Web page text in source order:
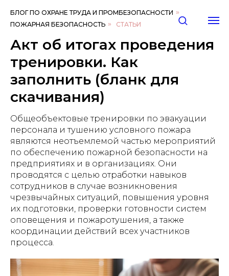
БЛОГ ПО ОХРАНЕ ТРУДА И ПРОМБЕЗОПАСНОСТИ »
ПОЖАРНАЯ БЕЗОПАСНОСТЬ » СТАТЬИ
Акт об итогах проведения
тренировки. Как
заполнить (бланк для
скачивания)
Общеобъектовые тренировки по эвакуации
персонала и тушению условного пожара
являются неотъемлемой частью мероприятий
по обеспечению пожарной безопасности на
предприятиях и в организациях. Они
проводятся с целью отработки навыков
сотрудников в случае возникновения
чрезвычайных ситуаций, повышения уровня
их подготовки, проверки готовности систем
оповещения и пожаротушения, а также
координации действий всех участников
процесса.